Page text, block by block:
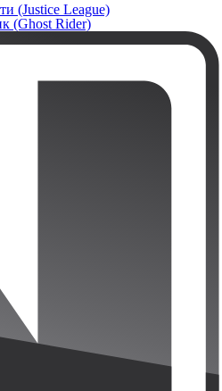
(Justice League)
(Ghost Rider)